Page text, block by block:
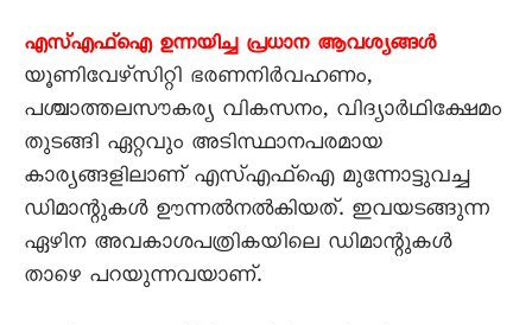
എസ്‌എഫ്‌ഐ ഉന്നയിച്ച പ്രധാന ആവശ്യങ്ങൾ
യൂണിവേഴ്‌സിറ്റി ഭരണനിർവഹണം,
പശ്ചാത്തലസൗകര്യ വികസനം, വിദ്യാർഥിക്ഷേമം
തുടങ്ങി ഏറ്റവും അടിസ്ഥാനപരമായ
കാര്യങ്ങളിലാണ്‌ എസ്‌എഫ്‌ഐ മുന്നോട്ടുവച്ച
ഡിമാന്റുകൾ ഊന്നൽനൽകിയത്‌. ഇവയടങ്ങുന്ന
ഏഴിന അവകാശപത്രികയിലെ ഡിമാന്റുകൾ
താഴെ പറയുന്നവയാണ്‌.